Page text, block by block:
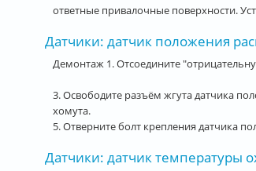
ответные привалочные поверхности.
Датчики: датчик положения
Демонтаж 1. Отсоедините
3. Освободите разъём жгута датчика
хомута.
5. Отверните болт крепления датчика
Датчики: датчик температуры